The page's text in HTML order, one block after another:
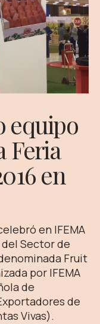
equipo
Feria
en
en IFEMA
Sector de
Fruit
por IFEMA
de
de
Vivas).